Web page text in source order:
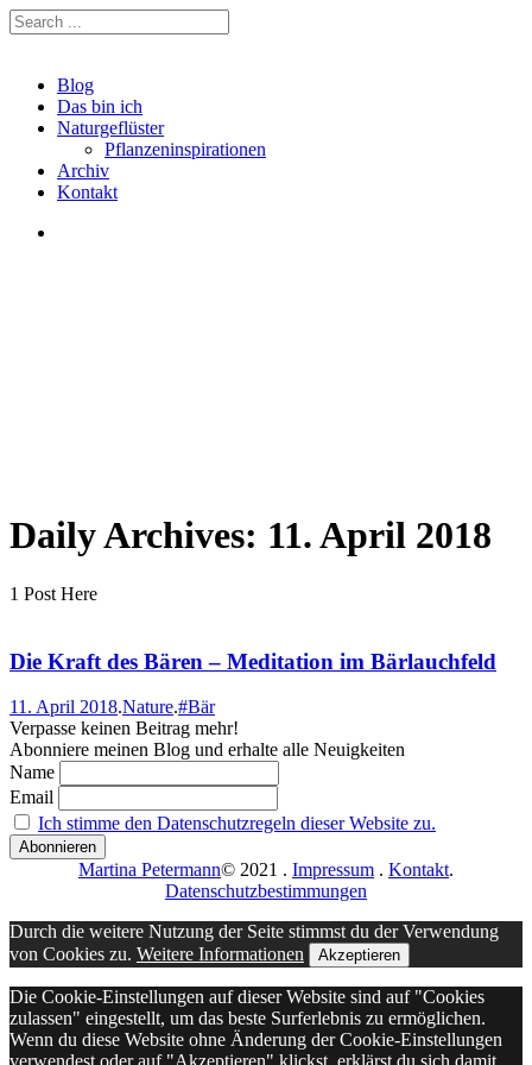
Blog
Das bin ich
Naturgeflüster
Pflanzeninspirationen
Archiv
Kontakt
Daily Archives: 11. April 2018
1 Post Here
Die Kraft des Bären – Meditation im Bärlauchfeld
11. April 2018.Nature.#Bär
Verpasse keinen Beitrag mehr!
Abonniere meinen Blog und erhalte alle Neuigkeiten
Name
Email
Ich stimme den Datenschutzregeln dieser Website zu.
Martina Petermann© 2021 . Impressum . Kontakt.
Datenschutzbestimmungen
Durch die weitere Nutzung der Seite stimmst du der Verwendung
von Cookies zu. Weitere Informationen Akzeptieren
Die Cookie-Einstellungen auf dieser Website sind auf "Cookies
zulassen" eingestellt, um das beste Surferlebnis zu ermöglichen.
Wenn du diese Website ohne Änderung der Cookie-Einstellungen